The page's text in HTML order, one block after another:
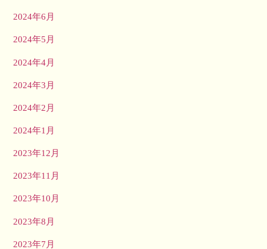
2024年6月
2024年5月
2024年4月
2024年3月
2024年2月
2024年1月
2023年12月
2023年11月
2023年10月
2023年8月
2023年7月